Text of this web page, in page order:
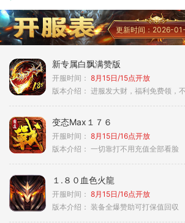
更新时间：2026-
新专属白飘满赞版
开服时间： 8月15日/15点开放
版本介绍： 进服发大财，福利免费领，不花
变态Max１７６
开服时间： 8月15日/16点开放
版本介绍： 一切靠打不用充值全部看脸
１.８０血色火龍
开服时间： 8月15日/16点开放
版本介绍： 装备全爆赞助可打保值回収